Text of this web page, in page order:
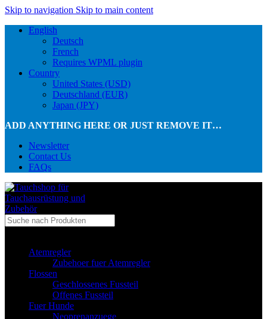
Skip to navigation Skip to main content
English
Deutsch
French
Requires WPML plugin
Country
United States (USD)
Deutschland (EUR)
Japan (JPY)
ADD ANYTHING HERE OR JUST REMOVE IT…
Newsletter
Contact Us
FAQs
Atemregler
Zubehoer fuer Atemregler
Flossen
Geschlossenes Fussteil
Offenes Fussteil
Fuer Hunde
Neoprenanzuege